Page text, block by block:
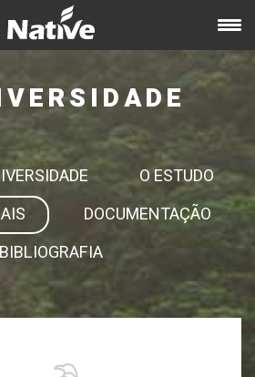
O ESTUDO
DOCUMENTAÇÃO
BIBLIOGRAFIA